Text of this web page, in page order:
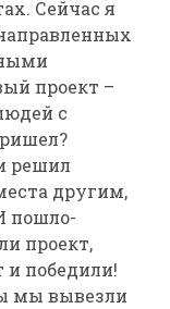
Сейчас я
проект –
с
решил
другим,
пошло-
проект,
и победили!
мы вывезли